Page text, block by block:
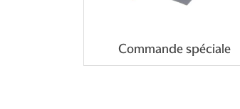
Commande spéciale